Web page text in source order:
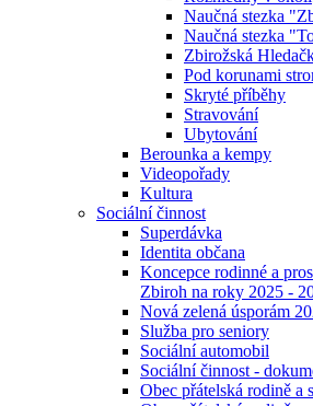
Naučná stezka
Naučná stezka
Zbirožská
Pod korunami
Skryté příběhy
Stravování
Ubytování
Berounka a kempy
Videopořady
Kultura
Sociální činnost
Superdávka
Identita občana
Koncepce rodinné a
Zbiroh na roky 2025 -
Nová zelená úsporám
Služba pro seniory
Sociální automobil
Sociální činnost -
Obec přátelská rodině a